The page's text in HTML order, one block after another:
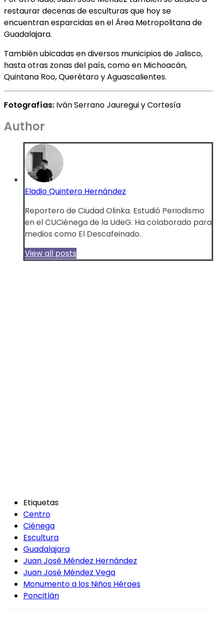
restaurar decenas de esculturas que hoy se
encuentran esparcidas en el Área Metropolitana de
Guadalajara.
También ubicadas en diversos municipios de Jalisco,
hasta otras zonas del país, como en Michoacán,
Quintana Roo, Querétaro y Aguascalientes.
Fotografías: Iván Serrano Jauregui y Cortesía
Author
Eladio Quintero Hernández
Reportero de Ciudad Olinka. Estudió Periodismo
en el CUCiénega de la UdeG. Ha colaborado para
medios como El Descafeinado.
View all posts
Etiquetas
Centro
Ciénega
Escultura
Guadalajara
Juan José Méndez Hernández
Juan José Méndez Vega
Monumento a los Niños Héroes
Poncitlán